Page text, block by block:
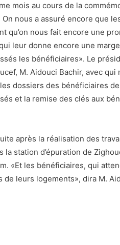
mois au cours de la
nous a assuré encore que
qu’on nous fait encore une
leur donne encore une
les bénéficiaires». Le
M. Aidouci Bachir, avec
dossiers des bénéficiaires
et la remise des clés aux
après la réalisation des
la station d’épuration de
«Et les bénéficiaires, qui
leurs logements», dira M.